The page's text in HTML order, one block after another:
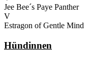
Jee Bee´s Paye Panther
V
Estragon of Gentle Mind
Hündinnen